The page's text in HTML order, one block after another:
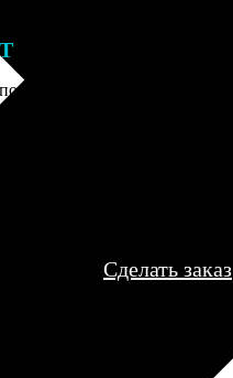
заказа к печати
могут связаться с Вами
телефону или email для
деталей.
Сделать заказ